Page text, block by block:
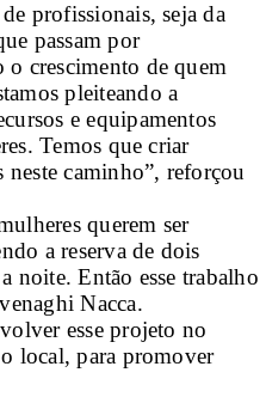
profissionais, seja da
passam por
crescimento de quem
pleiteando a
e equipamentos
Temos que criar
caminho”, reforçou
querem ser
a reserva de dois
noite. Então esse trabalho
Nacca.
esse projeto no
local, para promover